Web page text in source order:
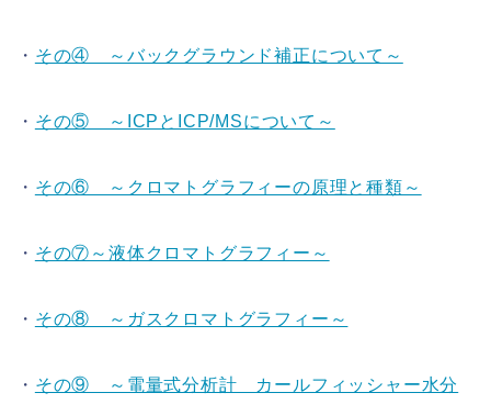
・ その④ ～バックグラウンド補正について～
・ その⑤ ～ICPとICP/MSについて～
・ その⑥ ～クロマトグラフィーの原理と種類～
・ その⑦～液体クロマトグラフィー～
・ その⑧ ～ガスクロマトグラフィー～
・ その⑨ ～電量式分析計 カールフィッシャー水分